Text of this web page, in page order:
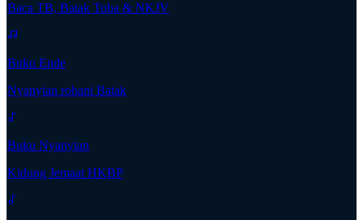
Baca TB, Batak Toba & NKJV
Buku Ende
Nyanyian rohani Batak
Buku Nyanyian
Kidung Jemaat HKBP